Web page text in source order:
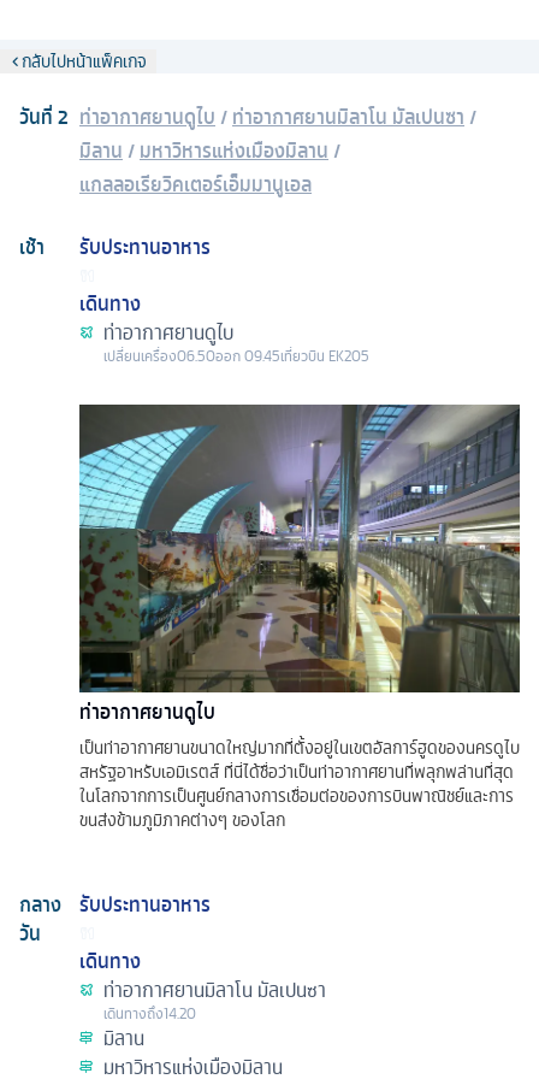
กลับไปหน้าแพ็คเกจ
วันที่2 ท่าอากาศยานดูไบ /ท่าอากาศยานมิลาโน มัลเปนซา /
มิลาน /มหาวิหารแห่งเมืองมิลาน /
แกลลอเรียวิคเตอร์เอ็มมานูเอล
เช้า
รับประทานอาหาร
เดินทาง
ท่าอากาศยานดูไบ
เปลี่ยนเครื่อง06.50ออก09.45เที่ยวบิน EK205
ท่าอากาศยานดูไบ
เป็นท่าอากาศยานขนาดใหญ่มากที่ตั้งอยู่ในเขตอัลการ์ฮูดของนครดูไบ
สหรัฐอาหรับเอมิเรตส์ ที่นี่ได้ชื่อว่าเป็นท่าอากาศยานที่พลุกพล่านที่สุด
ในโลกจากการเป็นศูนย์กลางการเชื่อมต่อของการบินพาณิชย์และการ
ขนส่งข้ามภูมิภาคต่างๆ ของโลก
กลาง
วัน
รับประทานอาหาร
เดินทาง
ท่าอากาศยานมิลาโน มัลเปนซา
เดินทางถึง14.20
มิลาน
มหาวิหารแห่งเมืองมิลาน